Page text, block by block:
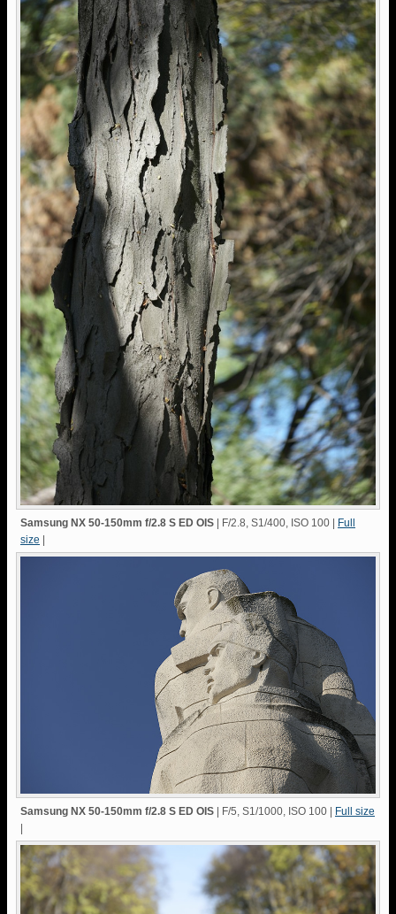
Samsung NX 50-150mm f/2.8 S ED OIS | F/2.8, S1/400, ISO 100 |
Full
size
Samsung NX 50-150mm f/2.8 S ED OIS | F/5, S1/1000, ISO 100 | Full size
|